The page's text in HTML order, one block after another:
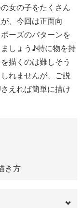
01:24
09:34
15:03
21:57
女の子をたくさん
、今回は正面向
ーズのパターンを
しょう♪特に物を持
描くのは難しそう
れませんが、ご説
えれば簡単に描け
き方